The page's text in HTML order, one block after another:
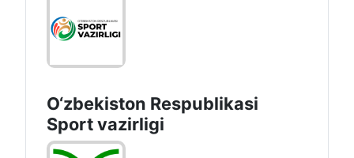
O‘zbekiston Respublikasi
Sport vazirligi